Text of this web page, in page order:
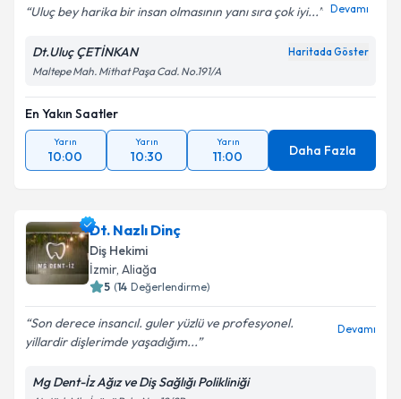
Uluç bey harika bir insan olmasının yanı sıra çok iyi... Devamı
Dt.Uluç ÇETİNKAN Haritada Göster
Maltepe Mah. Mithat Paşa Cad. No.191/A
En Yakın Saatler
Yarın
10:00
Yarın
10:30
Yarın
11:00 Daha Fazla
Dt. Nazlı Dinç
Diş Hekimi
İzmir, Aliağa
5 (14 Değerlendirme)
Son derece insancıl. guler yüzlü ve profesyonel.
yillardir dişlerimde yaşadığım...
Devamı
Mg Dent-İz Ağız ve Diş Sağlığı Polikliniği